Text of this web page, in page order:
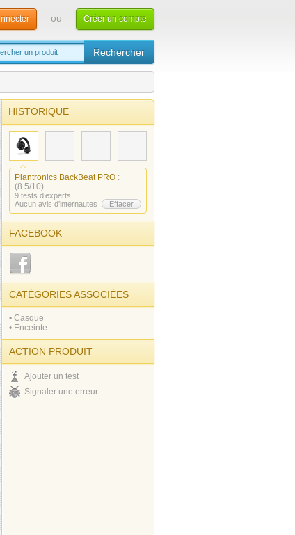
ou Créer un compte
HISTORIQUE
Plantronics BackBeat PRO :
(8.5/10)
9 tests d’experts
Aucun avis d'internautes
Effacer
FACEBOOK
CATÉGORIES ASSOCIÉES
• Casque
• Enceinte
ACTION PRODUIT
Ajouter un test
Signaler une erreur